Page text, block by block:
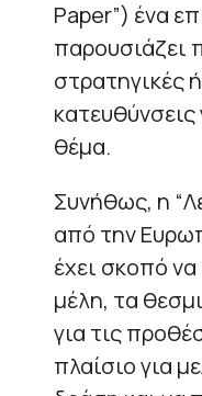
Paper”) ένα
παρουσιάζει
στρατηγικές
κατευθύνσεις
θέμα.
Συνήθως, η
από την
έχει σκοπό
μέλη, τα
για τις
πλαίσιο για